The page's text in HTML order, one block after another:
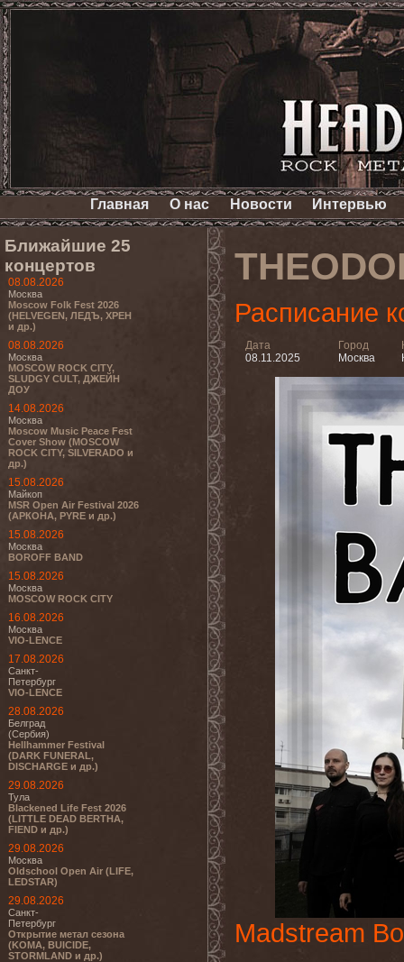
Главная О нас Новости Интервью
Ближайшие 25
концертов
08.08.2026
Москва
Moscow Folk Fest 2026
(HELVEGEN, ЛЕДЪ, ХРЕН
и др.)
08.08.2026
Москва
MOSCOW ROCK CITY,
SLUDGY CULT, ДЖЕЙН
ДОУ
14.08.2026
Москва
Moscow Music Peace Fest
Cover Show (MOSCOW
ROCK CITY, SILVERADO и
др.)
15.08.2026
Майкоп
MSR Open Air Festival 2026
(АРКОНА, PYRE и др.)
15.08.2026
Москва
BOROFF BAND
15.08.2026
Москва
MOSCOW ROCK CITY
16.08.2026
Москва
VIO-LENCE
17.08.2026
Санкт-
Петербург
VIO-LENCE
28.08.2026
Белград
(Сербия)
Hellhammer Festival
(DARK FUNERAL,
DISCHARGE и др.)
29.08.2026
Тула
Blackened Life Fest 2026
(LITTLE DEAD BERTHA,
FIEND и др.)
29.08.2026
Москва
Oldschool Open Air (LIFE,
LEDSTAR)
29.08.2026
Санкт-
Петербург
Открытие метал сезона
(KOMA, BUICIDE,
STORMLAND и др.)
Расписание
Дата
08.11.2025
Город
Москва
Madstream